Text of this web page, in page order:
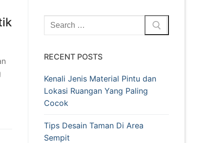
RECENT POSTS
Kenali Jenis Material Pintu dan
Lokasi Ruangan Yang Paling
Cocok
Tips Desain Taman Di Area
Sempit